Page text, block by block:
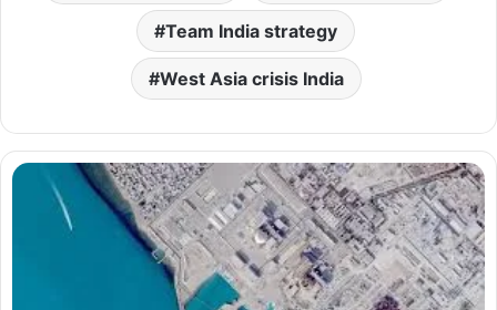
Team India strategy
West Asia crisis India